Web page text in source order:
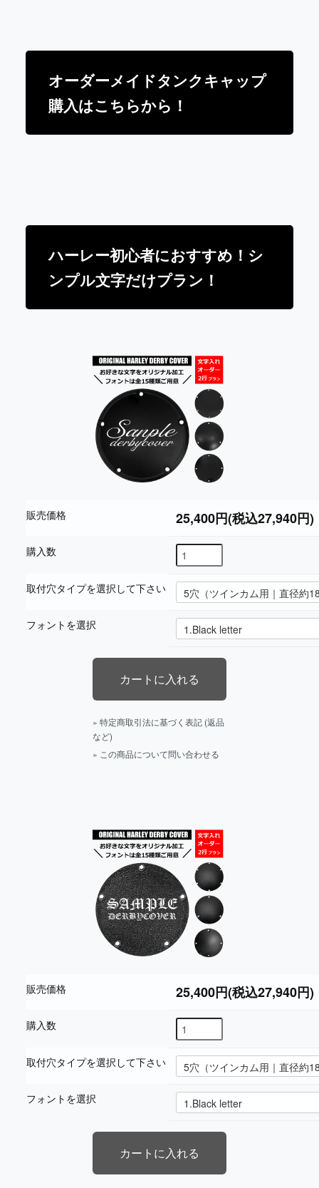
オーダーメイドタンクキャップ
購入はこちらから！
ハーレー初心者におすすめ！シ
ンプル文字だけプラン！
販売価格 25,400円(税込27,940円)
購入数
取付穴タイプを選択して下さい
フォントを選択
» 特定商取引法に基づく表記 (返品
など)
» この商品について問い合わせる
販売価格 25,400円(税込27,940円)
購入数
取付穴タイプを選択して下さい
フォントを選択